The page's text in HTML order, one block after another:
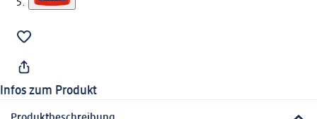
Infos zum Produkt